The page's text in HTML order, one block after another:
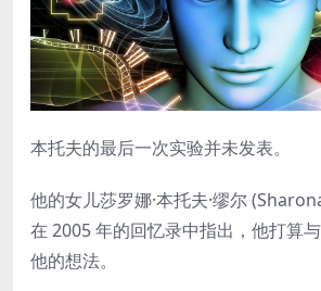
本托夫的最后一次实验并未发表。
他的女儿莎罗娜·本托夫·缪尔
在 2005 年的回忆录中指出，他打算
他的想法。